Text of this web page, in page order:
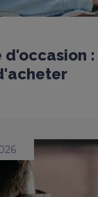
d'occasion